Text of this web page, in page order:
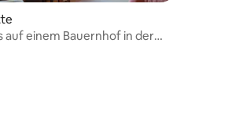
auf einem Bauernhof in der